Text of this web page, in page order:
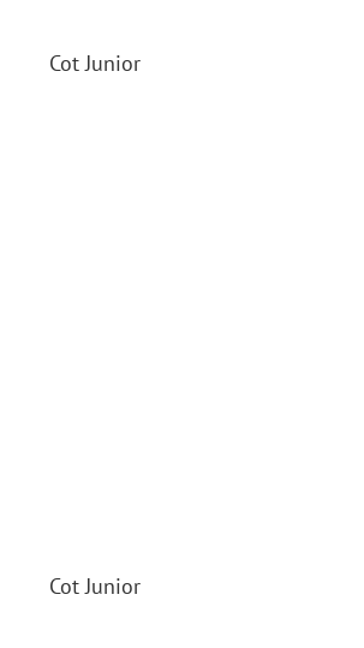
Cot Junior
Cot Junior